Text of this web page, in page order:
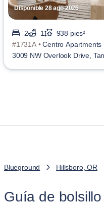
Disponible 28 ago 2026
2 1
938 pies²
#1731A •Centro Apartments
3009 NW Overlook Drive,
Blueground Hillsboro, OR
Guía de